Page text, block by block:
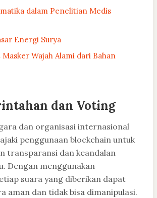
dalam Penelitian Medis
Energi Surya
Wajah Alami dari Bahan
dan Voting
dan organisasi internasional
penggunaan blockchain untuk
transparansi dan keandalan
Dengan menggunakan
suara yang diberikan dapat
aman dan tidak bisa dimanipulasi.